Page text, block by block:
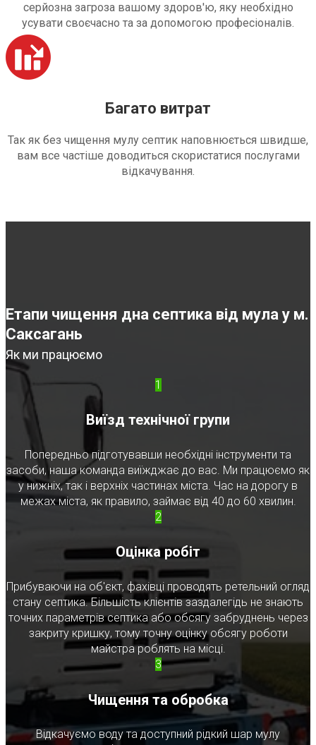
серйозна загроза вашому здоров'ю, яку необхідно
усувати своєчасно та за допомогою професіоналів.
Багато витрат
Так як без чищення мулу септик наповнюється швидше,
вам все частіше доводиться скористатися послугами
відкачування.
Етапи чищення дна септика від мула у м.
Саксагань
Як ми працюємо
1
Виїзд технічної групи
Попередньо підготувавши необхідні інструменти та
засоби, наша команда виїжджає до вас. Ми працюємо як
у нижніх, так і верхніх частинах міста. Час на дорогу в
межах міста, як правило, займає від 40 до 60 хвилин.
2
Оцінка робіт
Прибуваючи на об'єкт, фахівці проводять ретельний огляд
стану септика. Більшість клієнтів заздалегідь не знають
точних параметрів септика або обсягу забруднень через
закриту кришку, тому точну оцінку обсягу роботи
майстра роблять на місці.
3
Чищення та обробка
Відкачуємо воду та доступний рідкий шар мулу